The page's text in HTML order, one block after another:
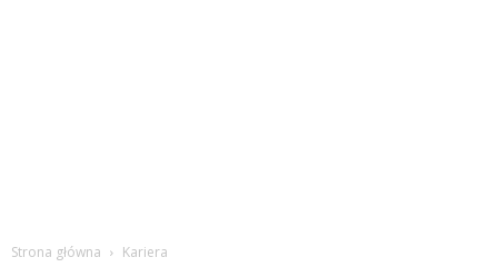
Strona główna Kariera